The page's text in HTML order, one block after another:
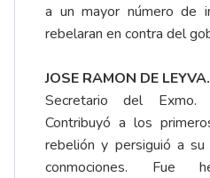
a un mayor número de
rebelaran en contra del
JOSE RAMON DE LEYVA.
Secretario del Exmo.
Contribuyó a los
rebelión y persiguió a
conmociones. Fue